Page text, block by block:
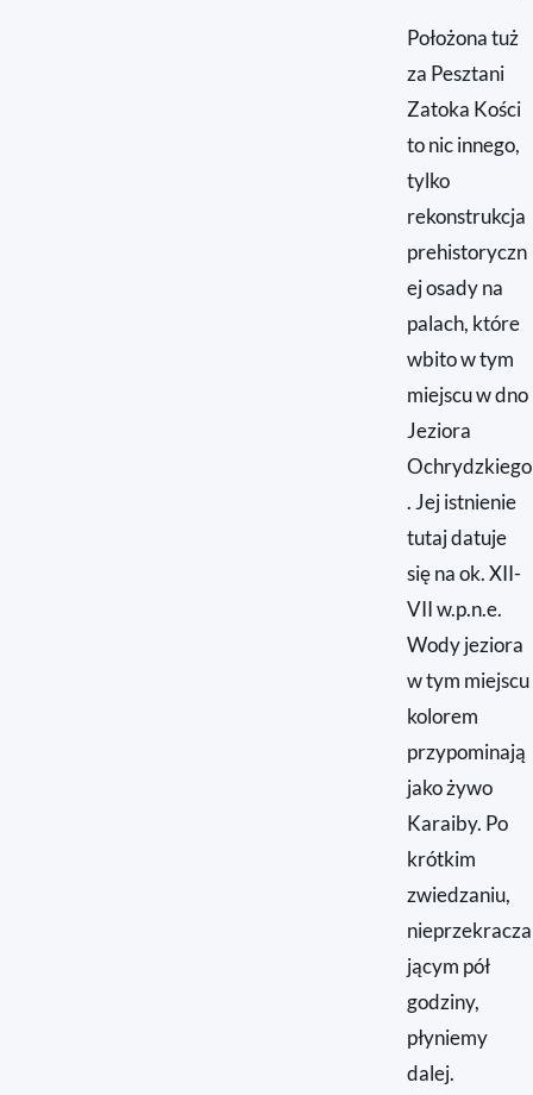
Położona tuż
za Pesztani
Zatoka Kości
to nic innego,
tylko
rekonstrukcja
prehistoryczn
ej osady na
palach, które
wbito w tym
miejscu w dno
Jeziora
Ochrydzkiego
. Jej istnienie
tutaj datuje
się na ok. XII-
VII w.p.n.e.
Wody jeziora
w tym miejscu
kolorem
przypominają
jako żywo
Karaiby. Po
krótkim
zwiedzaniu,
nieprzekracza
jącym pół
godziny,
płyniemy
dalej.